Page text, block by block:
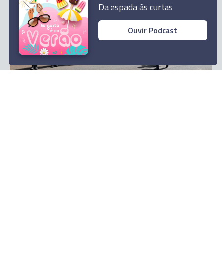
Da espada às curtas
Ouvir Podcast